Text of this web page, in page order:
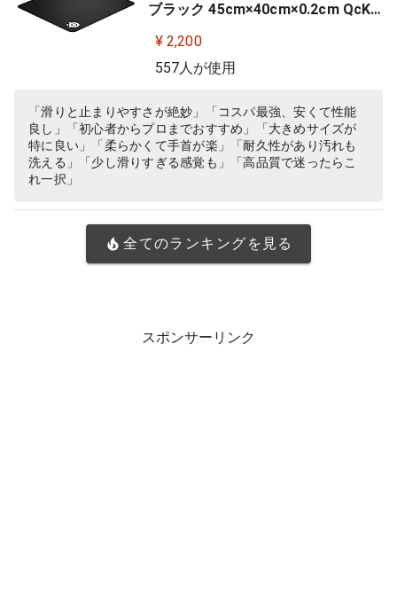
ブラック 45cm×40cm×0.2cm QcK
+ 63003
¥ 2,200
557人が使用
「滑りと止まりやすさが絶妙」「コスパ最強、安くて性能
良し」「初心者からプロまでおすすめ」「大きめサイズが
特に良い」「柔らかくて手首が楽」「耐久性があり汚れも
洗える」「少し滑りすぎる感覚も」「高品質で迷ったらこ
れ一択」
全てのランキングを見る
スポンサーリンク